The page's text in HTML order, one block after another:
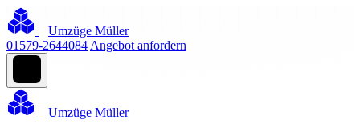
Umzüge Müller
01579-2644084 Angebot anfordern
Umzüge Müller